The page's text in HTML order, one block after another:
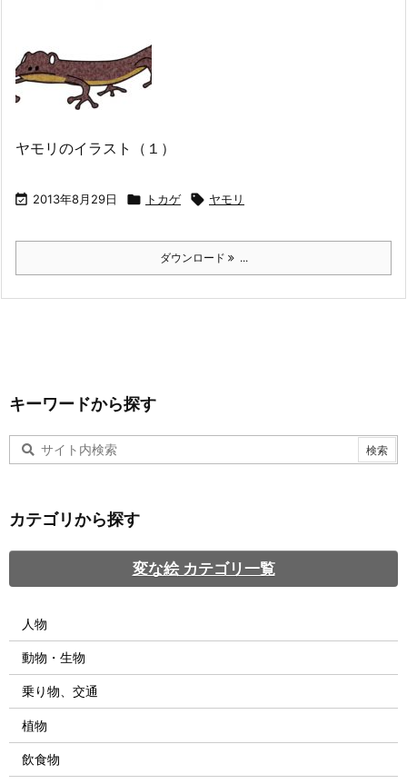
ヤモリのイラスト（１）
 2013年8月29日  トカゲ  ヤモリ
ダウンロード ...
キーワードから探す
カテゴリから探す
変な絵 カテゴリ一覧
人物
動物・生物
乗り物、交通
植物
飲食物